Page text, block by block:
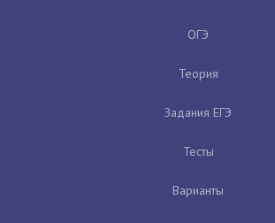
ОГЭ
Теория
Задания ЕГЭ
Тесты
Варианты